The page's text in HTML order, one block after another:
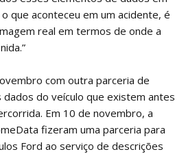
que aconteceu em um acidente, é
real em termos de onde a
com outra parceria de
do veículo que existem antes
Em 10 de novembro, a
fizeram uma parceria para
Ford ao serviço de descrições